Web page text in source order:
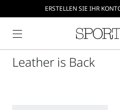
ERSTELLEN SIE IHR
Leather is Back